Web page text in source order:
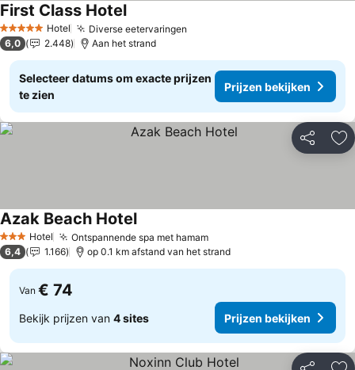
5 Sterren Hotel Diverse eetervaringen
First Class HotelPrijzen bekijken
6,0 2.448 Aan het strand
Selecteer datums om exacte prijzen
te zien
Prijzen bekijken
Delen
3 SterrenHotel Ontspannende spa met hamamPrijzen bekijken
Azak Beach HotelPrijzen bekijken
6,4 1.166 op 0.1 km afstand van het strand
Van € 74
Bekijk prijzen van 4 sites Prijzen bekijken